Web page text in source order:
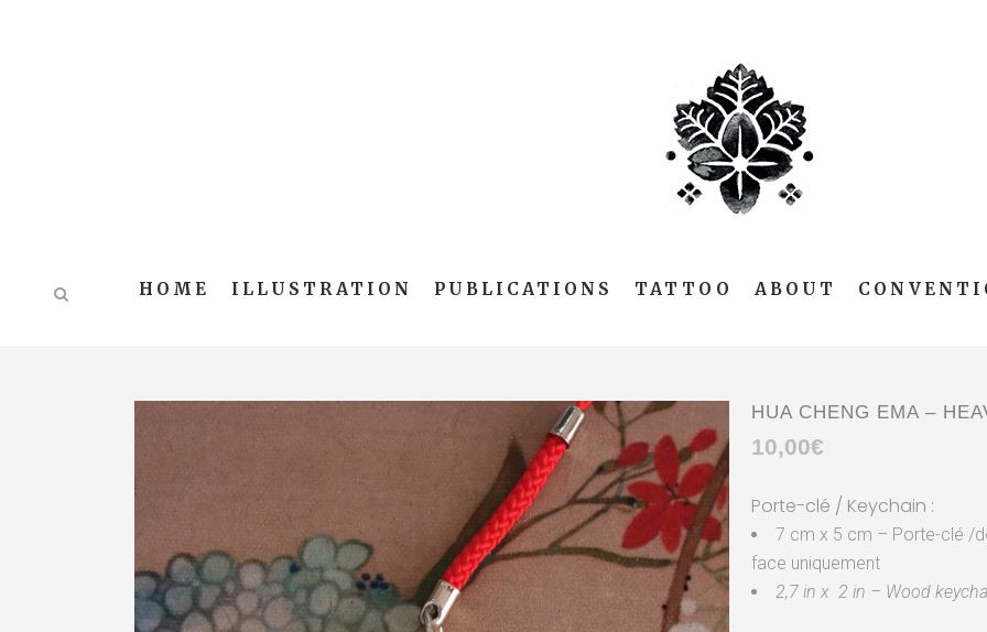
HOME ILLUSTRATION PUBLICATIONS TATTOO ABOUT
HUA CHENG EMA –
10,00€
Porte-clé / Keychain :
7 cm x 5 cm – Porte-clé /
face uniquement
2,7 in x 2 in – Wood